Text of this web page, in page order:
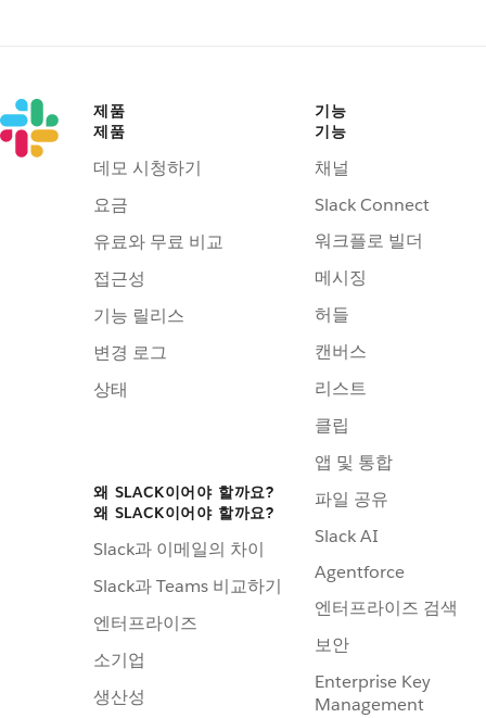
제품
제품
데모 시청하기
요금
유료와 무료 비교
접근성
기능 릴리스
변경 로그
상태
왜 SLACK이어야 할까요?
왜 SLACK이어야 할까요?
Slack과 이메일의 차이
Slack과 Teams 비교하기
엔터프라이즈
소기업
생산성
기능
기능
채널
Slack Connect
워크플로 빌더
메시징
허들
캔버스
리스트
클립
앱 및 통합
파일 공유
Slack AI
Agentforce
엔터프라이즈 검색
보안
Enterprise Key
Management